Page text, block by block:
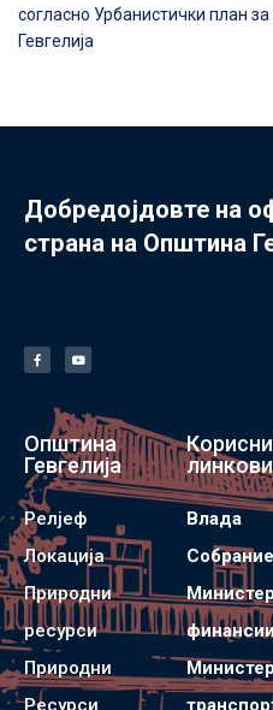
согласно Урбанистички план
Гевгелија
Добредојдовте на
страна на Општина
Општина
Гевгелија
Релјеф
Локација
Природни
ресурси
Природни
Ресурси
Корисни
линкови
Влада
Собрание